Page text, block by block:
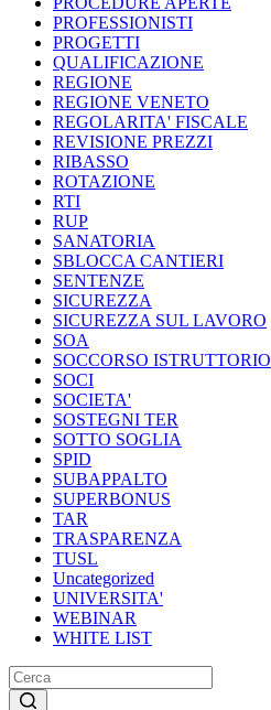
PROFESSIONISTI
PROGETTI
QUALIFICAZIONE
REGIONE
REGIONE VENETO
REGOLARITA' FISCALE
REVISIONE PREZZI
RIBASSO
ROTAZIONE
RTI
RUP
SANATORIA
SBLOCCA CANTIERI
SENTENZE
SICUREZZA
SICUREZZA SUL LAVORO
SOA
SOCCORSO ISTRUTTORIO
SOCI
SOCIETA'
SOSTEGNI TER
SOTTO SOGLIA
SPID
SUBAPPALTO
SUPERBONUS
TAR
TRASPARENZA
TUSL
Uncategorized
UNIVERSITA'
WEBINAR
WHITE LIST